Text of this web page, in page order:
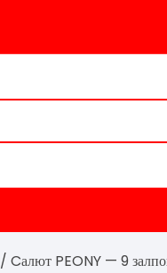
/ Cалют PEONY — 9